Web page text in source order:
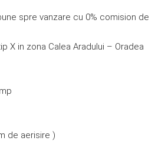
spre vanzare cu 0% comision de
X in zona Calea Aradului – Oradea
de aerisire )